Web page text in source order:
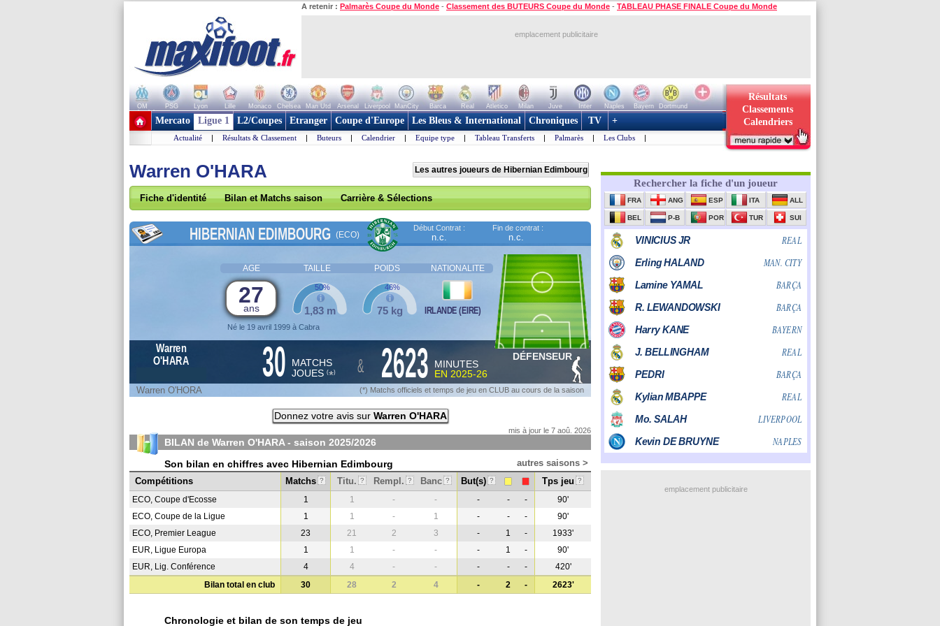
A retenir : Palmarès Coupe du Monde - Classement des BUTEURS Coupe du Monde - TABLEAU PHASE FINALE Coupe du Monde
emplacement publicitaire
OM PSG Lyon Lille Monaco Chelsea Man Utd Arsenal Liverpool ManCity Barca Real Atletico Milan Juve Inter Naples Bayern
Dortmund
+ de clubs
Résultats
Classements
Calendriers
Mercato Ligue 1 L2/Coupes Etranger Coupe d'Europe Les Bleus & International Chroniques TV +
Actualité | Résultats & Classement | Buteurs | Calendrier | Equipe type | Tableau Transferts | Palmarès | Les Clubs |
Warren O'HARA Les autres joueurs de Hibernian Edimbourg
Fiche d'identité Bilan et Matchs saison Carrière & Sélections
HIBERNIAN EDIMBOURG (ECO)
Début Contrat :
n.c.
Fin de contrat :
n.c.
AGE TAILLE POIDS NATIONALITE
27
ans
Né le 19 avril 1999 à Cabra
1,83 m
50%
75 kg
46%
IRLANDE (EIRE)
Warren
O'HARA
30 MATCHS
JOUES (*) & 2623
MINUTES
EN 2025-26
DÉFENSEUR
Warren O'HORA (*) Matchs officiels et temps de jeu en CLUB au cours de la saison
Donnez votre avis sur Warren O'HARA
mis à jour le 7 aoû. 2026
BILAN de Warren O'HARA - saison 2025/2026
Son bilan en chiffres avec Hibernian Edimbourg
autres saisons >
Compétitions
Matchs ? Titu. ? Rempl. ? Banc ? But(s) ? Tps jeu ?
ECO, Coupe d'Ecosse 1 1 - - - - -
90'
ECO, Coupe de la Ligue
1 1 - 1 - - -
90'
ECO, Premier League
23 21 2 3 - 1 -
1933'
EUR, Ligue Europa
1 1 - - - 1 -
90'
EUR, Lig. Conférence
4 4 - - - - -
420'
Bilan total en club
30 28 2 4 - 2 - 2623'
Chronologie et bilan de son temps de jeu
emplacement publicitaire